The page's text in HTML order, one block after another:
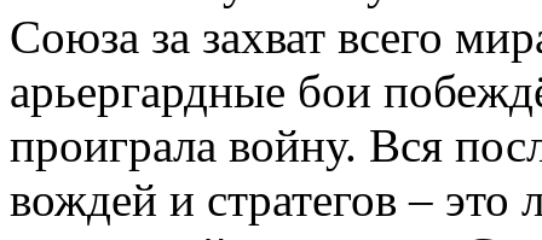
Союза за захват всего
арьергардные бои
проиграла войну. Вся
вождей и стратегов – это